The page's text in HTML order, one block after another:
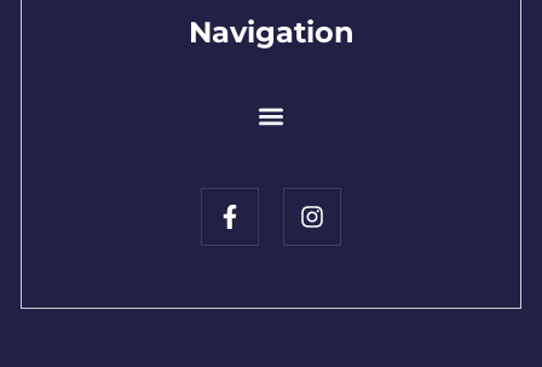
Navigation